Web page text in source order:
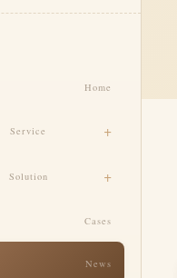
Home
Service
品牌官网定制
品牌视觉包装
Solution
电商零售
Cases
News